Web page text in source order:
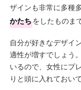
ザインも非常に多種多
かたちをしたものま
自分が好きなデザイ
適性が増すでしょう
いるので、女性にプ
りと頭に入れておい